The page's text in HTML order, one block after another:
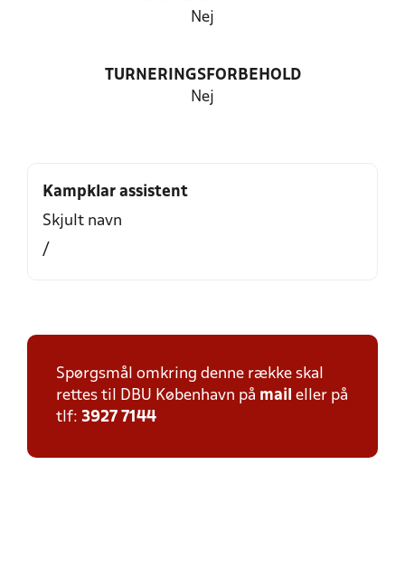
Nej
TURNERINGSFORBEHOLD
Nej
Kampklar assistent
Skjult navn
/
Spørgsmål omkring denne række skal
rettes til DBU København på mail eller på
tlf: 3927 7144